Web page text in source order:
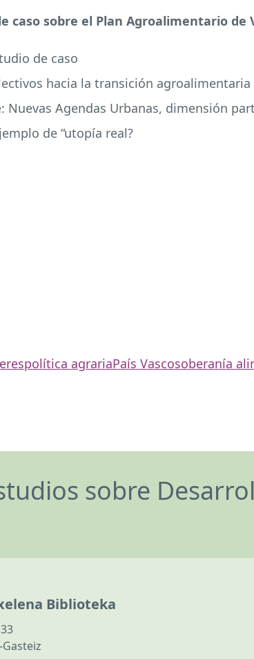
caso sobre el Plan Agroalimentario de
de caso
hacia la transición agroalimentaria
Nuevas Agendas Urbanas, dimensión
de “utopía real?
política agrariaPaís Vascosoberanía
sobre
Biblioteka